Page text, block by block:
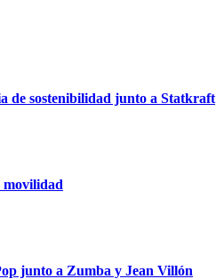
de sostenibilidad junto a Statkraft
movilidad
junto a Zumba y Jean Villón